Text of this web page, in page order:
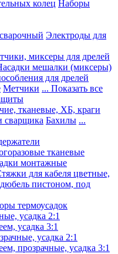
колец Наборы
Электроды для
миксеры для дрелей
мешалки (миксеры)
для дрелей
Метчики ... Показать все
тканевые, ХБ, краги
сварщика Бахилы ...
тканевые
монтажные
для кабеля цветные,
пистоном, под
термоусадок
усадка 2:1
усадка 3:1
усадка 2:1
прозрачные, усадка 3:1